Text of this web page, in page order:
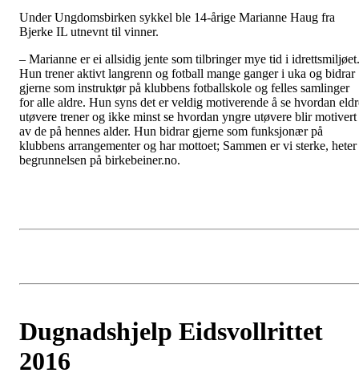
Under Ungdomsbirken sykkel ble 14-årige Marianne Haug fra
Bjerke IL utnevnt til vinner.
– Marianne er ei allsidig jente som tilbringer mye tid i idrettsmiljøet.
Hun trener aktivt langrenn og fotball mange ganger i uka og bidrar
gjerne som instruktør på klubbens fotballskole og felles samlinger
for alle aldre. Hun syns det er veldig motiverende å se hvordan
utøvere trener og ikke minst se hvordan yngre utøvere blir motivert
av de på hennes alder. Hun bidrar gjerne som funksjonær på
klubbens arrangementer og har mottoet; Sammen er vi sterke, heter
begrunnelsen på birkebeiner.no.
Dugnadshjelp Eidsvollrittet
2016